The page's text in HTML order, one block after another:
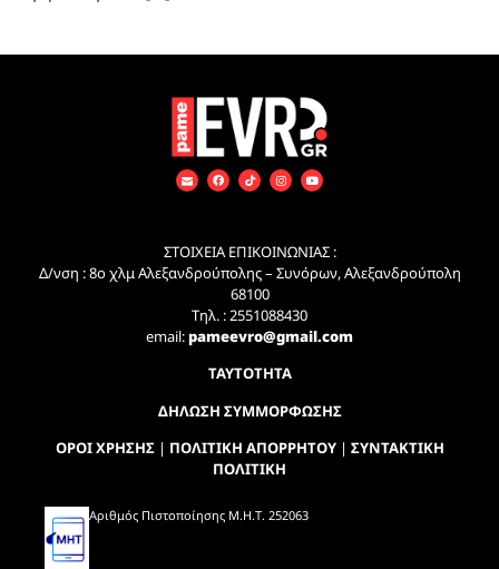
ΣΤΟΙΧΕΙΑ ΕΠΙΚΟΙΝΩΝΙΑΣ :
Δ/νση : 8ο χλμ Αλεξανδρούπολης – Συνόρων, Αλεξανδρούπολη
68100
Τηλ. : 2551088430
email:pameevro@gmail.com
ΤΑΥΤΟΤΗΤΑ
ΔΗΛΩΣΗ ΣΥΜΜΟΡΦΩΣΗΣ
ΟΡΟΙ ΧΡΗΣΗΣ| ΠΟΛΙΤΙΚΗ ΑΠΟΡΡΗΤΟΥ| ΣΥΝΤΑΚΤΙΚΗ
ΠΟΛΙΤΙΚΗ
Αριθμός Πιστοποίησης Μ.Η.Τ. 252063